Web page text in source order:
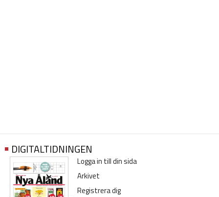
DIGITALTIDNINGEN
Logga in till din sida
Arkivet
Registrera dig